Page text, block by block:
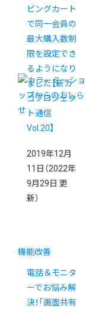
ピングカート
で同一会員の
最大購入数制
限を設定でき
るようになり
ました【新カ
ゴプロジェク
ト通信
Vol.20】
2019年12月
11日 （2022年
9月29日 更
新）
機能改善
電話＆モニタ
ーでお悩み解
決！「画面共有